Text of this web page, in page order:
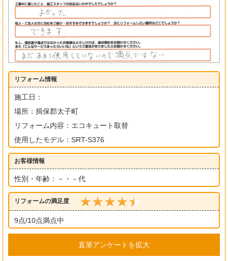
リフォーム情報
施工日：
場所：揖保郡太子町
リフォーム内容：エコキュート取替
使用したモデル：SRT-S376
お客様情報
性別・年齢：－・－代
リフォームの満足度
9点/10点満点中
直筆アンケートを拡大